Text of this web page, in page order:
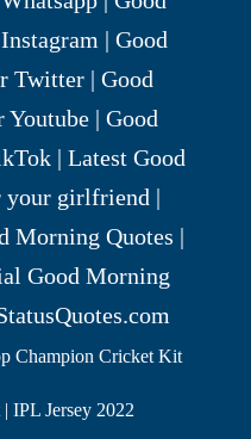
Champion Cricket Kit
IPL Jersey 2022